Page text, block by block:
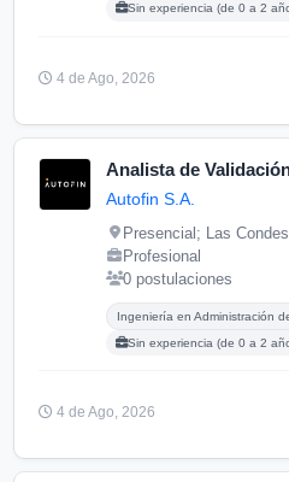
Sin experiencia (de 0 a 2
4 de Ago, 2026
Analista de
Autofin S.A.
Presencial; Las
Profesional
0 postulaciones
Carreras buscadas:
Ingeniería en Administración
Posgrados buscados:
Sin experiencia (de 0 a 2
4 de Ago, 2026